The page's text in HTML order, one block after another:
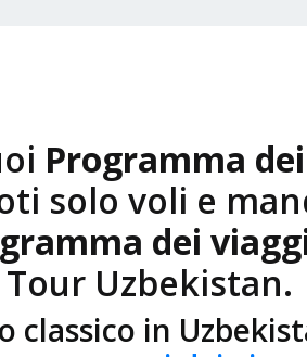
Programma
solo voli e
dei
Uzbekistan.
classico in